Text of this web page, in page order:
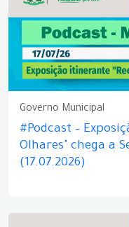
Governo Municipal
#Podcast –
Olhares" chega a
(17.07.2026)